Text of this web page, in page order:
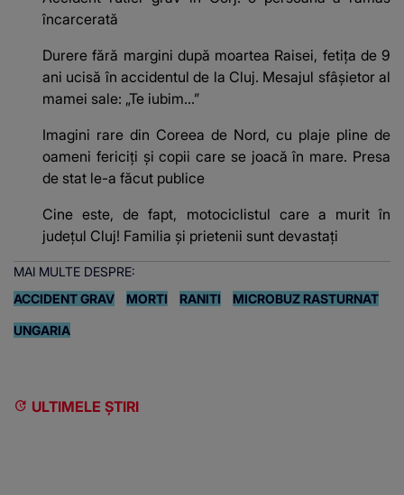
încarcerată
Durere fără margini după moartea Raisei, fetița de 9
ani ucisă în accidentul de la Cluj. Mesajul sfâșietor al
mamei sale: „Te iubim…”
Imagini rare din Coreea de Nord, cu plaje pline de
oameni fericiți și copii care se joacă în mare. Presa
de stat le-a făcut publice
Cine este, de fapt, motociclistul care a murit în
județul Cluj! Familia și prietenii sunt devastați
MAI MULTE DESPRE:
ACCIDENT GRAV
MORTI RANITI MICROBUZ RASTURNAT
UNGARIA
ULTIMELE ȘTIRI